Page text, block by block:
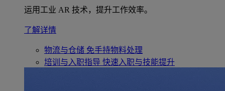
运用工业 AR 技术，提升工作效率。
了解详情
物流与仓储 免手持物料处理
培训与入职指导 快速入职与技能提升